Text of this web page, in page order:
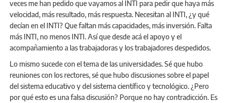
veces me han pedido que vayamos al INTI para pedir que haya más
velocidad, más resultado, más respuesta. Necesitan al INTI, ¿y qué
decían en el INTI? Que faltan más capacidades, más inversión. Falta
más INTI, no menos INTI. Así que desde acá el apoyo y el
acompañamiento a las trabajadoras y los trabajadores despedidos.
Lo mismo sucede con el tema de las universidades. Sé que hubo
reuniones con los rectores, sé que hubo discusiones sobre el papel
del sistema educativo y del sistema científico y tecnológico. ¿Pero
por qué esto es una falsa discusión? Porque no hay contradicción. Es